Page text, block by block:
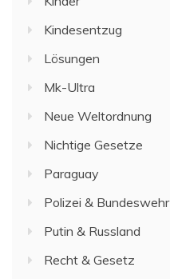
Kindesentzug
Lösungen
Mk-Ultra
Neue Weltordnung
Nichtige Gesetze
Paraguay
Polizei & Bundeswehr
Putin & Russland
Recht & Gesetz